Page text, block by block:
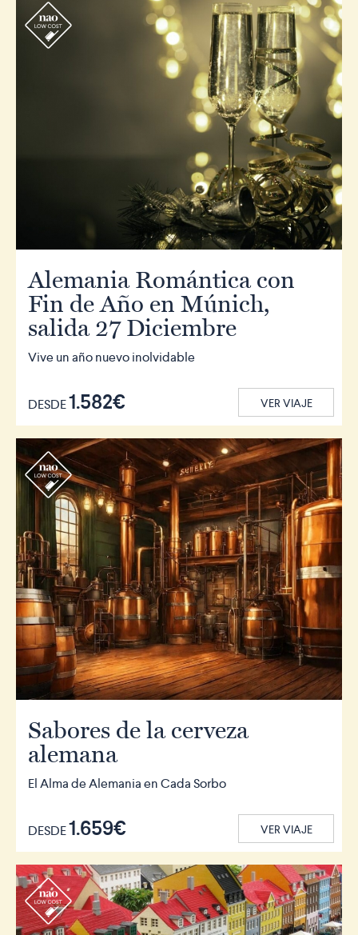
r
Alemania Romántica con
Fin de Año en Múnich,
salida 27 Diciembre
Vive un año nuevo inolvidable
DESDE1.582€ VER VIAJE
r
Sabores de la cerveza
alemana
El Alma de Alemania en Cada Sorbo
DESDE1.659€ VER VIAJE
r